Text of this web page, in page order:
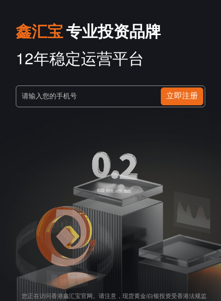
鑫汇宝专业投资品牌
12年稳定运营平台
请输入您的手机号 立即注册
您正在访问香港鑫汇宝官网。请注意，现货黄金/白银投资受香港法规监